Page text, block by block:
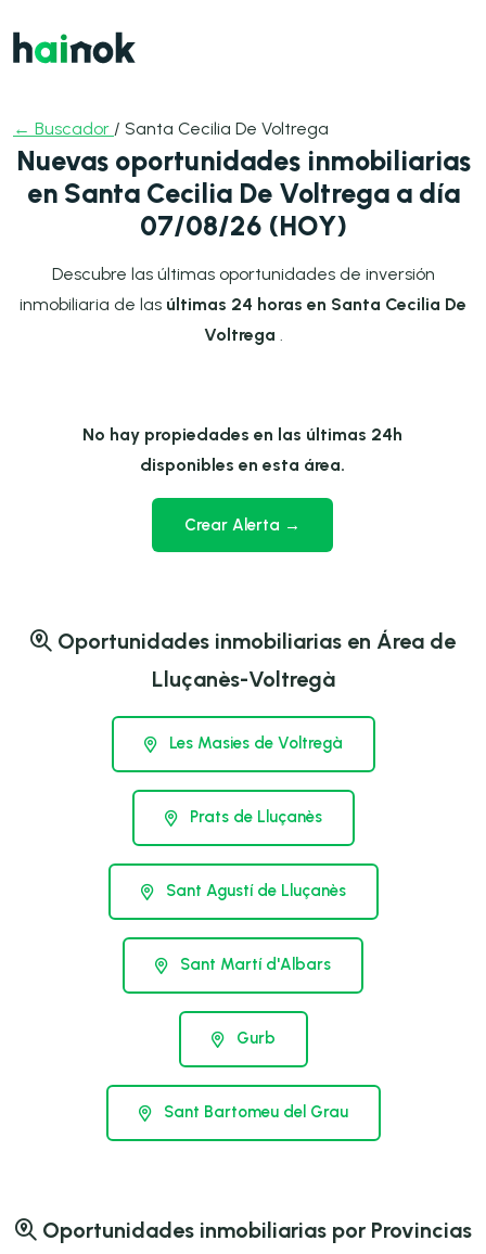
← Buscador / Santa Cecilia De Voltrega
Nuevas oportunidades inmobiliarias
en Santa Cecilia De Voltrega a día
07/08/26 (HOY)
Descubre las últimas oportunidades de inversión
inmobiliaria de las últimas 24 horas en Santa Cecilia De
Voltrega
No hay propiedades en las últimas 24h
disponibles en esta área.
Crear Alerta →
Oportunidades inmobiliarias en Área de
Lluçanès-Voltregà
Les Masies de Voltregà
Prats de Lluçanès
Sant Agustí de Lluçanès
Sant Martí d'Albars
Gurb
Sant Bartomeu del Grau
Oportunidades inmobiliarias por Provincias